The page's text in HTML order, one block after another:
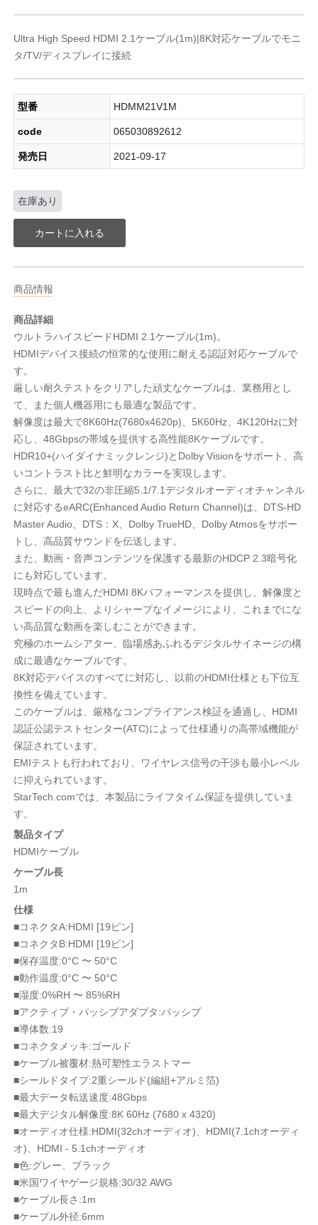
Ultra High Speed HDMI 2.1ケーブル(1m)|8K対応ケーブルでモニ
タ/TV/ディスプレイに接続
型番 HDMM21V1M
code 065030892612
発売日 2021-09-17
在庫あり
カートに入れる
商品情報
商品詳細
ウルトラハイスピードHDMI 2.1ケーブル(1m)。
HDMIデバイス接続の恒常的な使用に耐える認証対応ケーブルで
す。
厳しい耐久テストをクリアした頑丈なケーブルは、業務用とし
て、また個人機器用にも最適な製品です。
解像度は最大で8K60Hz(7680x4620p)、5K60Hz、4K120Hzに対
応し、48Gbpsの帯域を提供する高性能8Kケーブルです。
HDR10+(ハイダイナミックレンジ)とDolby Visionをサポート、高
いコントラスト比と鮮明なカラーを実現します。
さらに、最大で32の非圧縮5.1/7.1デジタルオーディオチャンネル
に対応するeARC(Enhanced Audio Return Channel)は、DTS-HD
Master Audio、DTS：X、Dolby TrueHD、Dolby Atmosをサポー
トし、高品質サウンドを伝送します。
また、動画・音声コンテンツを保護する最新のHDCP 2.3暗号化
にも対応しています。
現時点で最も進んだHDMI 8Kパフォーマンスを提供し、解像度と
スピードの向上、よりシャープなイメージにより、これまでにな
い高品質な動画を楽しむことができます。
究極のホームシアター、臨場感あふれるデジタルサイネージの構
成に最適なケーブルです。
8K対応デバイスのすべてに対応し、以前のHDMI仕様とも下位互
換性を備えています。
このケーブルは、厳格なコンプライアンス検証を通過し、HDMI
認証公認テストセンター(ATC)によって仕様通りの高帯域機能が
保証されています。
EMIテストも行われており、ワイヤレス信号の干渉も最小レベル
に抑えられています。
StarTech.comでは、本製品にライフタイム保証を提供していま
す。
製品タイプ
HDMIケーブル
ケーブル長
1m
仕様
■コネクタA:HDMI [19ピン]
■コネクタB:HDMI [19ピン]
■保存温度:0°C 〜 50°C
■動作温度:0°C 〜 50°C
■湿度:0%RH 〜 85%RH
■アクティブ・パッシブアダプタ:パッシブ
■導体数:19
■コネクタメッキ:ゴールド
■ケーブル被覆材:熱可塑性エラストマー
■シールドタイプ:2重シールド(編組+アルミ箔)
■最大データ転送速度:48Gbps
■最大デジタル解像度:8K 60Hz (7680 x 4320)
■オーディオ仕様:HDMI(32chオーディオ)、HDMI(7.1chオーディ
オ)、HDMI - 5.1chオーディオ
■色:グレー、ブラック
■米国ワイヤゲージ規格:30/32 AWG
■ケーブル長さ:1m
■ケーブル外径:6mm